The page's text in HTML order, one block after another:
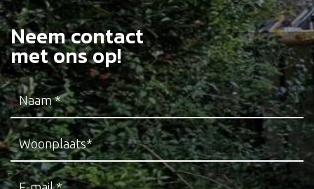
Neem contact
met ons op!